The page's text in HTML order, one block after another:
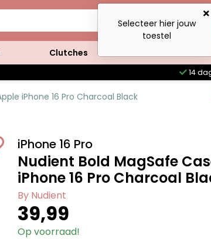
Clutches
14
iPhone 16 Pro Charcoal Black
iPhone 16 Pro
Nudient Bold MagSafe
iPhone 16 Pro Charcoal
By Nudient
39,99
Op voorraad!
Selecteer hier jouw
toestel